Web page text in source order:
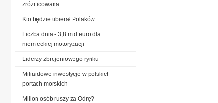
zróżnicowana
Kto będzie ubierał Polaków
Liczba dnia - 3,8 mld euro dla
niemieckiej motoryzacji
Liderzy zbrojeniowego rynku
Miliardowe inwestycje w polskich
portach morskich
Milion osób ruszy za Odrę?